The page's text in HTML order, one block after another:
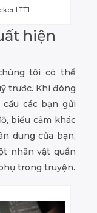
LTT1
hiện
tôi có thể
trước. Khi đóng
các bạn gửi
biểu cảm khác
dung của bạn,
nhân vật quần
trong truyện.